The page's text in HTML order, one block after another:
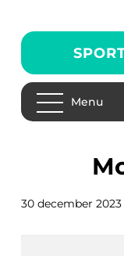
Menu
30 december 2023